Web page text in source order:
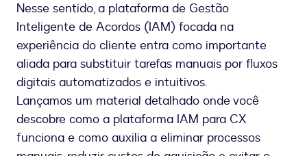
Nesse sentido, a plataforma de Gestão
Inteligente de Acordos (IAM) focada na
experiência do cliente entra como importante
aliada para substituir tarefas manuais por fluxos
digitais automatizados e intuitivos.
Lançamos um material detalhado onde você
descobre como a plataforma IAM para CX
funciona e como auxilia a eliminar processos